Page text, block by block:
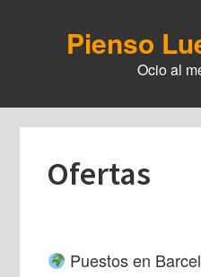
Pienso
Ocio al
Ofertas
Puestos en